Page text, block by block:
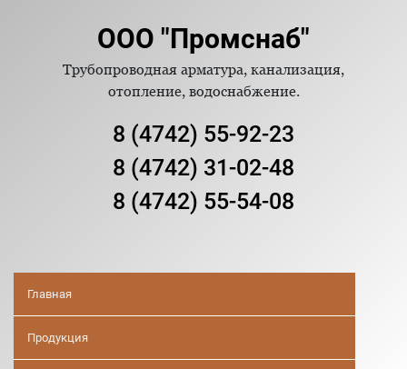
ООО "Промснаб"
Трубопроводная арматура, канализация,
отопление, водоснабжение.
8 (4742) 55-92-23
8 (4742) 31-02-48
8 (4742) 55-54-08
Главная
Продукция